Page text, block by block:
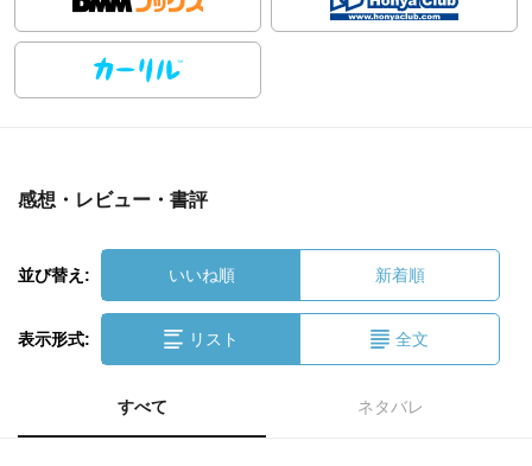
感想・レビュー・書評
並び替え: いいね順 新着順
表示形式: リスト 全文
すべて ネタバレ